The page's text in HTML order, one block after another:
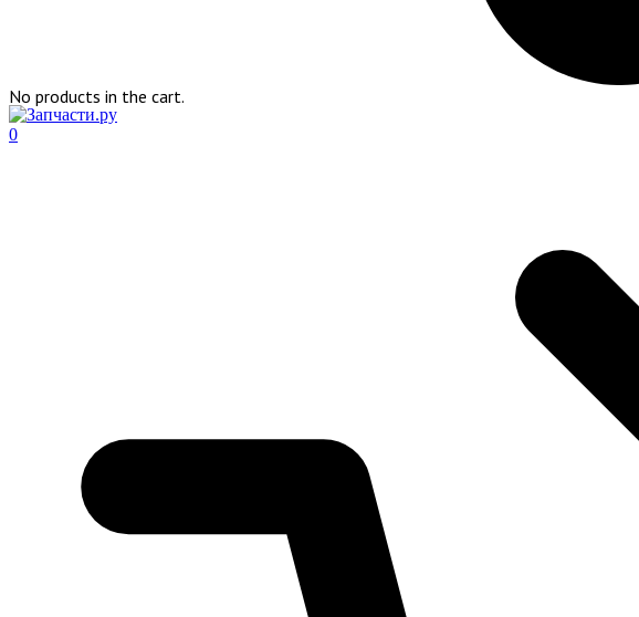
No products in the cart.
0